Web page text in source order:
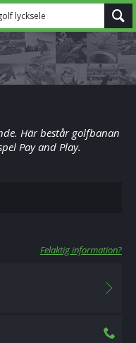
lycksele
Här består golfbanan
Pay and Play.
Felaktig information?